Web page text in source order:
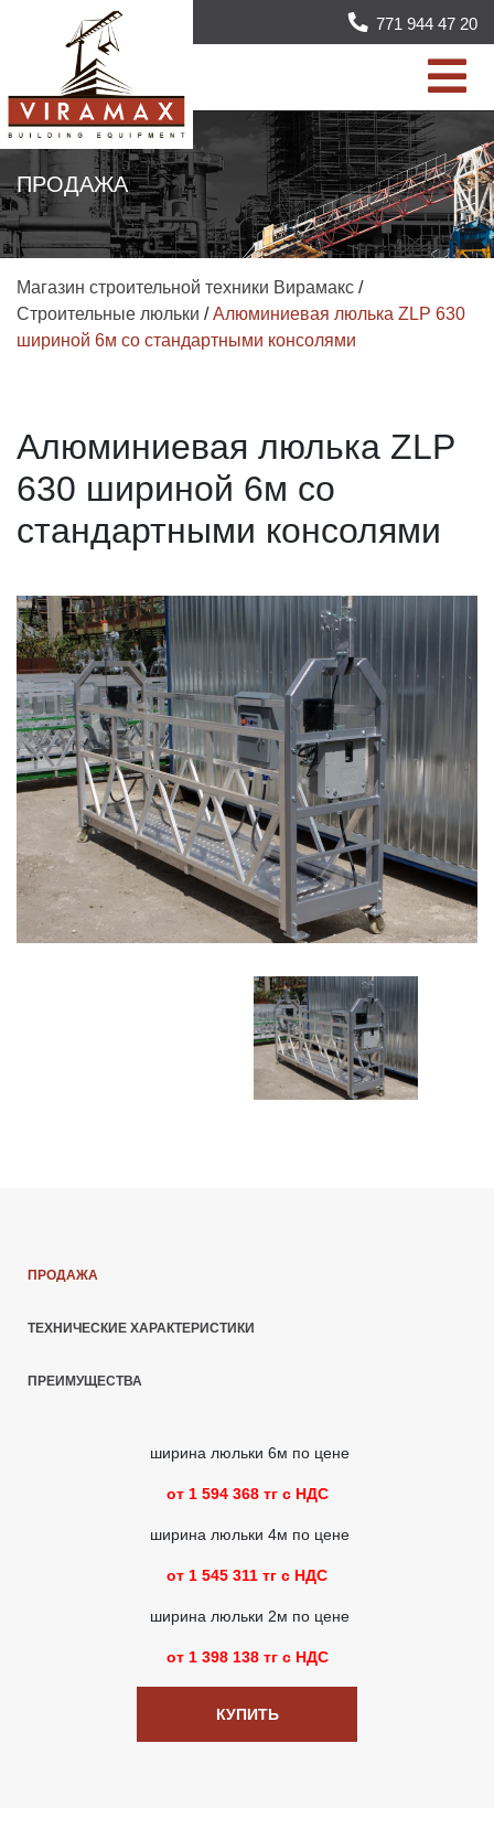
771 944 47 20
ПРОДАЖА
Магазин строительной техники Вирамакс /
Строительные люльки /Алюминиевая люлька ZLP 630
шириной 6м со стандартными консолями
Алюминиевая люлька ZLP
630 шириной 6м со
стандартными консолями
ПРОДАЖА
ТЕХНИЧЕСКИЕ ХАРАКТЕРИСТИКИ
ПРЕИМУЩЕСТВА
ширина люльки 6м по цене
от 1 594 368 тг с НДС
ширина люльки 4м по цене
от 1 545 311 тг с НДС
ширина люльки 2м по цене
от 1 398 138 тг с НДС
КУПИТЬ